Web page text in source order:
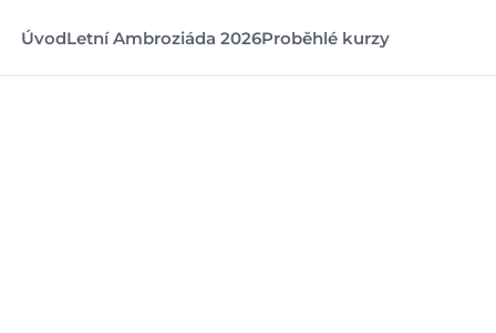
ÚvodLetní Ambroziáda 2026Proběhlé kurzy